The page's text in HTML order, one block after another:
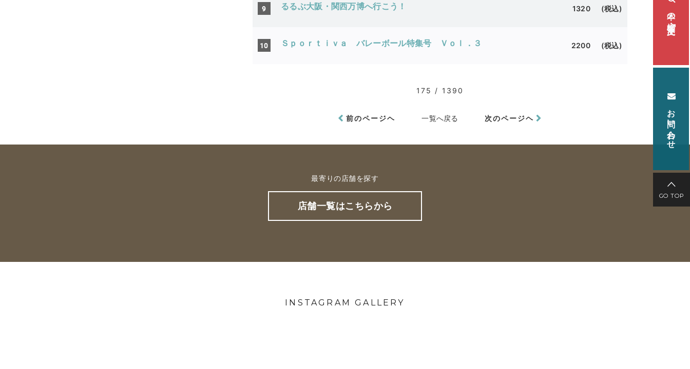
本の検索・注文
お問い合わせ
GO TOP
9 るるぶ大阪・関西万博へ行こう！ 1320 (税込)
10 Ｓｐｏｒｔｉｖａ バレーボール特集号 Ｖｏｌ．３ 2200 (税込)
175 / 1390
前のページヘ 一覧へ戻る 次のページヘ
最寄りの店舗を探す
店舗一覧はこちらから
INSTAGRAM GALLERY